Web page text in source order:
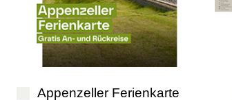
Appenzeller Ferienkarte